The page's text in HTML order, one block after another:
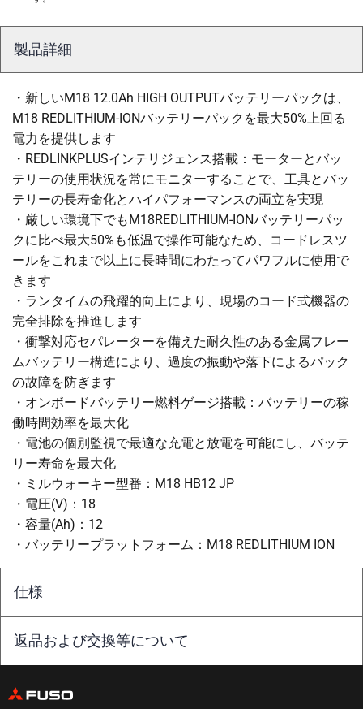
製品詳細
・新しいM18 12.0Ah HIGH OUTPUTバッテリーパックは、
M18 REDLITHIUM-IONバッテリーパックを最大50%上回る
電力を提供します
・REDLINKPLUSインテリジェンス搭載：モーターとバッ
テリーの使用状況を常にモニターすることで、工具とバッ
テリーの長寿命化とハイパフォーマンスの両立を実現
・厳しい環境下でもM18REDLITHIUM-IONバッテリーパッ
クに比べ最大50%も低温で操作可能なため、コードレスツ
ールをこれまで以上に長時間にわたってパワフルに使用で
きます
・ランタイムの飛躍的向上により、現場のコード式機器の
完全排除を推進します
・衝撃対応セパレーターを備えた耐久性のある金属フレー
ムバッテリー構造により、過度の振動や落下によるパック
の故障を防ぎます
・オンボードバッテリー燃料ゲージ搭載：バッテリーの稼
働時間効率を最大化
・電池の個別監視で最適な充電と放電を可能にし、バッテ
リー寿命を最大化
・ミルウォーキー型番：M18 HB12 JP
・電圧(V)：18
・容量(Ah)：12
・バッテリープラットフォーム：M18 REDLITHIUM ION
仕様
返品および交換等について